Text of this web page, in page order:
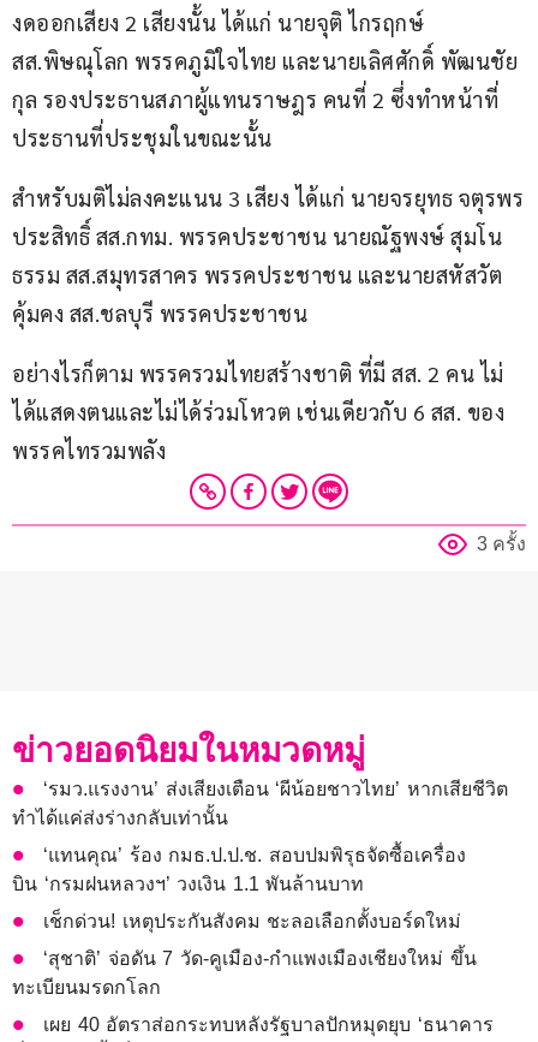
งดออกเสียง 2 เสียงนั้น ได้แก่ นายจุติ ไกรฤกษ์
สส.พิษณุโลก พรรคภูมิใจไทย และนายเลิศศักดิ์ พัฒนชัย
กุล รองประธานสภาผู้แทนราษฎร คนที่ 2 ซึ่งทำหน้าที่
ประธานที่ประชุมในขณะนั้น
สำหรับมติไม่ลงคะแนน 3 เสียง ได้แก่ นายจรยุทธ จตุรพร
ประสิทธิ์ สส.กทม. พรรคประชาชน นายณัฐพงษ์ สุมโน
ธรรม สส.สมุทรสาคร พรรคประชาชน และนายสหัสวัต
คุ้มคง สส.ชลบุรี พรรคประชาชน
อย่างไรก็ตาม พรรครวมไทยสร้างชาติ ที่มี สส. 2 คน ไม่
ได้แสดงตนและไม่ได้ร่วมโหวต เช่นเดียวกับ 6 สส. ของ
พรรคไทรวมพลัง
3 ครั้ง
ข่าวยอดนิยมในหมวดหมู่
‘รมว.แรงงาน’ ส่งเสียงเตือน ‘ผีน้อยชาวไทย’ หากเสียชีวิต
ทำได้แค่ส่งร่างกลับเท่านั้น
‘แทนคุณ’ ร้อง กมธ.ป.ป.ช. สอบปมพิรุธจัดซื้อเครื่อง
บิน ‘กรมฝนหลวงฯ’ วงเงิน 1.1 พันล้านบาท
เช็กด่วน! เหตุประกันสังคม ชะลอเลือกตั้งบอร์ดใหม่
‘สุชาติ’ จ่อดัน 7 วัด-คูเมือง-กำแพงเมืองเชียงใหม่ ขึ้น
ทะเบียนมรดกโลก
เผย 40 อัตราส่อกระทบหลังรัฐบาลปักหมุดยุบ ‘ธนาคาร